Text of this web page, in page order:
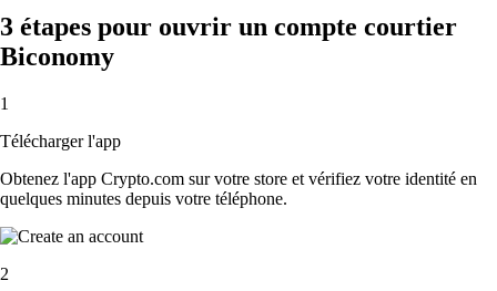
3 étapes pour ouvrir un compte courtier
Biconomy
1
Télécharger l'app
Obtenez l'app Crypto.com sur votre store et vérifiez votre identité en
quelques minutes depuis votre téléphone.
2